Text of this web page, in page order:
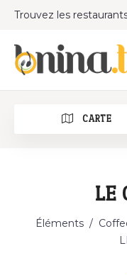
Trouvez les
CARTE
Catégorie
LE
Éléments /